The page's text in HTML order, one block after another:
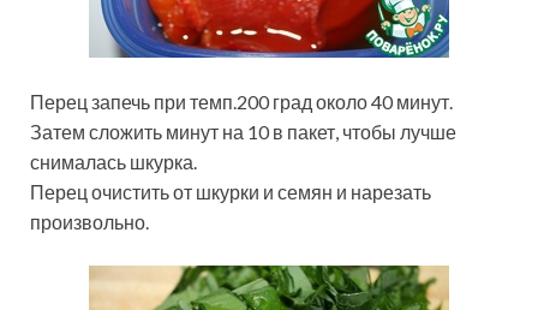
Перец запечь при темп.200 град около 40 минут.
Затем сложить минут на 10 в пакет, чтобы лучше
снималась шкурка.
Перец очистить от шкурки и семян и нарезать
произвольно.